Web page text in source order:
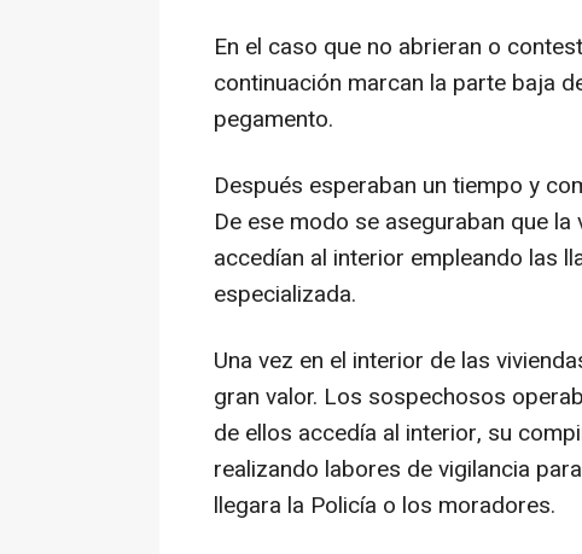
En el caso que no abrieran o
continuación marcan la parte baja
pegamento.
Después esperaban un tiempo y
De ese modo se aseguraban que
accedían al interior empleando las
especializada.
Una vez en el interior de las
gran valor. Los sospechosos
de ellos accedía al interior, su
realizando labores de vigilancia
llegara la Policía o los moradores.